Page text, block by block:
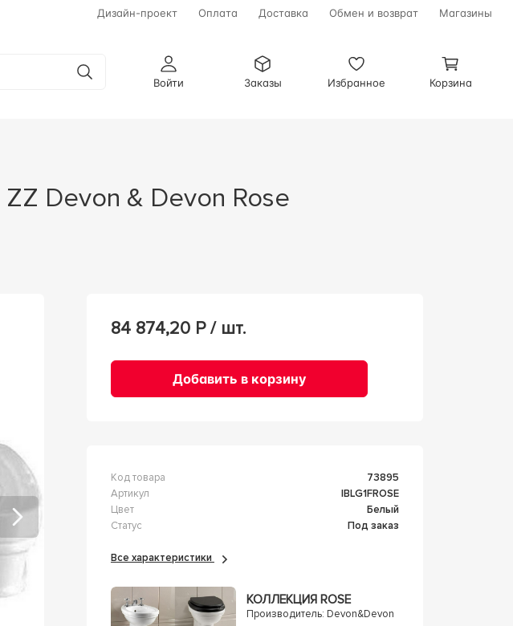
Дизайн-проект Оплата Доставка Обмен и возврат Магазины
Войти
Заказы Избранное Корзина
84 874,20 Р / шт.
Добавить в корзину
Код товара
73895
Артикул
IBLG1FROSE
Цвет
Белый
Статус
Под заказ
Все характеристики
КОЛЛЕКЦИЯ ROSE
Производитель: Devon&Devon